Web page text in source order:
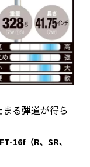
る弾道が得ら
16f（R、SR、